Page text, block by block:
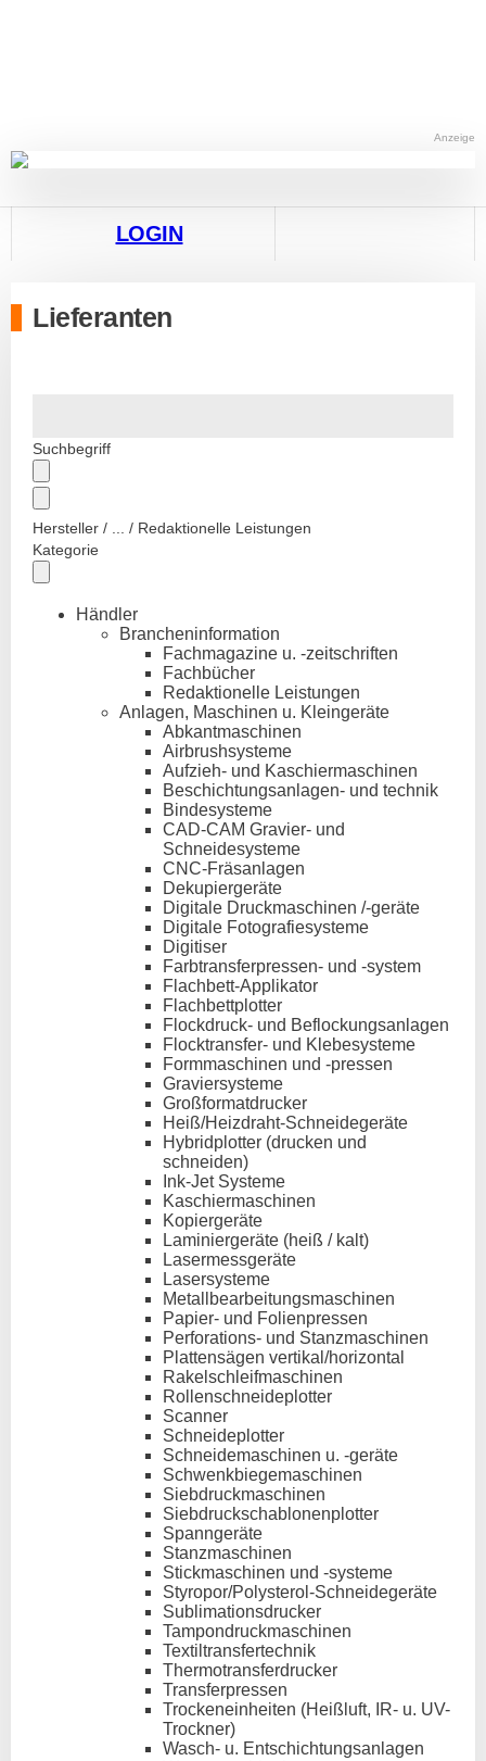
Anzeige
LOGIN
Lieferanten
Suchbegriff
Hersteller / ... / Redaktionelle Leistungen
Kategorie
Händler
Brancheninformation
Fachmagazine u. -zeitschriften
Fachbücher
Redaktionelle Leistungen
Anlagen, Maschinen u. Kleingeräte
Abkantmaschinen
Airbrushsysteme
Aufzieh- und Kaschiermaschinen
Beschichtungsanlagen- und technik
Bindesysteme
CAD-CAM Gravier- und
Schneidesysteme
CNC-Fräsanlagen
Dekupiergeräte
Digitale Druckmaschinen /-geräte
Digitale Fotografiesysteme
Digitiser
Farbtransferpressen- und -system
Flachbett-Applikator
Flachbettplotter
Flockdruck- und Beflockungsanlagen
Flocktransfer- und Klebesysteme
Formmaschinen und -pressen
Graviersysteme
Großformatdrucker
Heiß/Heizdraht-Schneidegeräte
Hybridplotter (drucken und
schneiden)
Ink-Jet Systeme
Kaschiermaschinen
Kopiergeräte
Laminiergeräte (heiß / kalt)
Lasermessgeräte
Lasersysteme
Metallbearbeitungsmaschinen
Papier- und Folienpressen
Perforations- und Stanzmaschinen
Plattensägen vertikal/horizontal
Rakelschleifmaschinen
Rollenschneideplotter
Scanner
Schneideplotter
Schneidemaschinen u. -geräte
Schwenkbiegemaschinen
Siebdruckmaschinen
Siebdruckschablonenplotter
Spanngeräte
Stanzmaschinen
Stickmaschinen und -systeme
Styropor/Polysterol-Schneidegeräte
Sublimationsdrucker
Tampondruckmaschinen
Textiltransfertechnik
Thermotransferdrucker
Transferpressen
Trockeneinheiten (Heißluft, IR- u. UV-
Trockner)
Wasch- u. Entschichtungsanlagen